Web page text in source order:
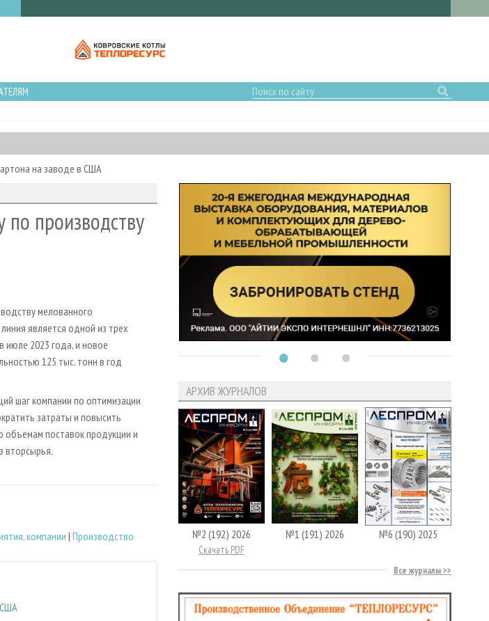
на заводе в США
по производству
мелованного
является одной из трех
июле 2023 года, и новое
125 тыс. тонн в год
шаг компании по оптимизации
затраты и повысить
объемам поставок продукции и
вторсырья.
компании| Производство
АРХИВ ЖУРНАЛОВ
№2 (192) 2026
Скачать PDF
№1 (191) 2026 №6 (190) 2025
Все журналы